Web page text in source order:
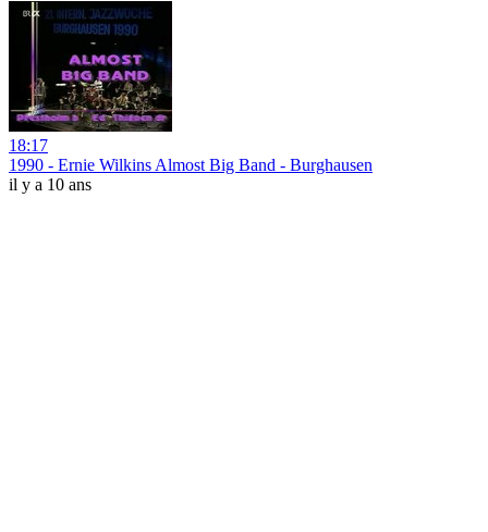
18:17
1990 - Ernie Wilkins Almost Big Band - Burghausen
il y a 10 ans